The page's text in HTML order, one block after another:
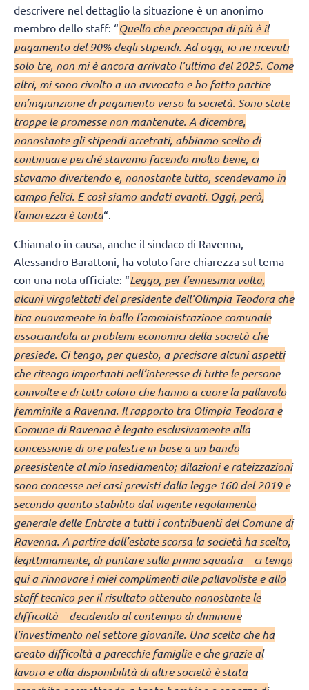
descrivere nel dettaglio la situazione è un anonimo
membro dello staff: “Quello che preoccupa di più è il
pagamento del 90% degli stipendi. Ad oggi, io ne ricevuti
solo tre, non mi è ancora arrivato l’ultimo del 2025. Come
altri, mi sono rivolto a un avvocato e ho fatto partire
un’ingiunzione di pagamento verso la società. Sono state
troppe le promesse non mantenute. A dicembre,
nonostante gli stipendi arretrati, abbiamo scelto di
continuare perché stavamo facendo molto bene, ci
stavamo divertendo e, nonostante tutto, scendevamo in
campo felici. E così siamo andati avanti. Oggi, però,
l’amarezza è tanta“.
Chiamato in causa, anche il sindaco di Ravenna,
Alessandro Barattoni, ha voluto fare chiarezza sul tema
con una nota ufficiale: “Leggo, per l’ennesima volta,
alcuni virgolettati del presidente dell’Olimpia Teodora che
tira nuovamente in ballo l’amministrazione comunale
associandola ai problemi economici della società che
presiede. Ci tengo, per questo, a precisare alcuni aspetti
che ritengo importanti nell’interesse di tutte le persone
coinvolte e di tutti coloro che hanno a cuore la pallavolo
femminile a Ravenna. Il rapporto tra Olimpia Teodora e
Comune di Ravenna è legato esclusivamente alla
concessione di ore palestre in base a un bando
preesistente al mio insediamento; dilazioni e rateizzazioni
sono concesse nei casi previsti dalla legge 160 del 2019 e
secondo quanto stabilito dal vigente regolamento
generale delle Entrate a tutti i contribuenti del Comune di
Ravenna. A partire dall’estate scorsa la società ha scelto,
legittimamente, di puntare sulla prima squadra – ci tengo
qui a rinnovare i miei complimenti alle pallavoliste e allo
staff tecnico per il risultato ottenuto nonostante le
difficoltà – decidendo al contempo di diminuire
l’investimento nel settore giovanile. Una scelta che ha
creato difficoltà a parecchie famiglie e che grazie al
lavoro e alla disponibilità di altre società è stata